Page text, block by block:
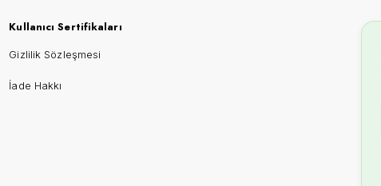
Kullanıcı Sertifikaları
Gizlilik Sözleşmesi
İade Hakkı